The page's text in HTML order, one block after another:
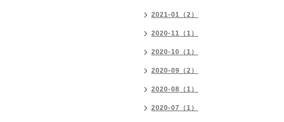
2021-01（2）
2020-11（1）
2020-10（1）
2020-09（2）
2020-08（1）
2020-07（1）